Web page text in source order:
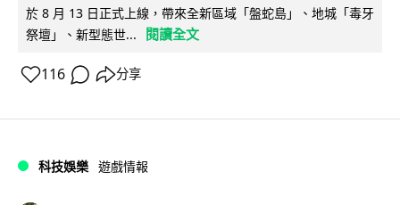
於 8 月 13 日正式上線，帶來全新區域「盤蛇島」、地城「毒牙
祭壇」、新型態世...
閱讀全文
116 分享
科技娛樂 遊戲情報